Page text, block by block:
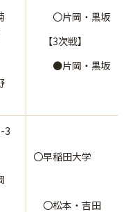
〇片岡・黒坂
【3次戦】
●片岡・黒坂
3
〇早稲田大学
〇松本・吉田